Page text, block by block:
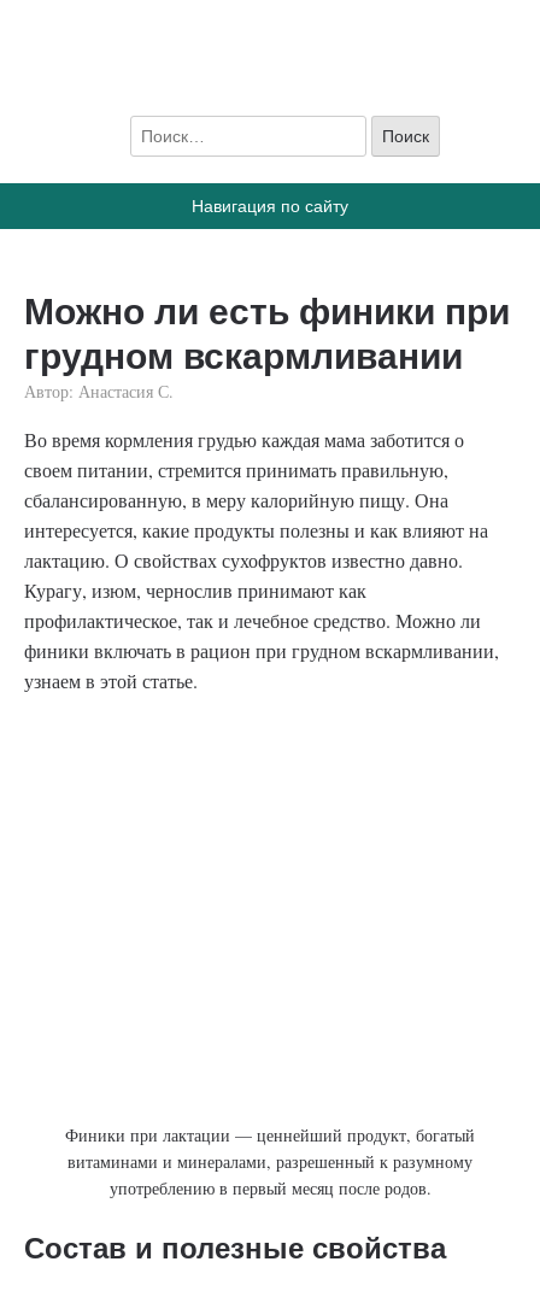
ПростоГВ
Все, что вы хотите знать, о грудном вскармливании
Навигация по сайту
Можно ли есть финики при
грудном вскармливании
Автор: Анастасия С.
Во время кормления грудью каждая мама заботится о
своем питании, стремится принимать правильную,
сбалансированную, в меру калорийную пищу. Она
интересуется, какие продукты полезны и как влияют на
лактацию. О свойствах сухофруктов известно давно.
Курагу, изюм, чернослив принимают как
профилактическое, так и лечебное средство. Можно ли
финики включать в рацион при грудном вскармливании,
узнаем в этой статье.
Финики при лактации — ценнейший продукт, богатый
витаминами и минералами, разрешенный к разумному
употреблению в первый месяц после родов.
Состав и полезные свойства